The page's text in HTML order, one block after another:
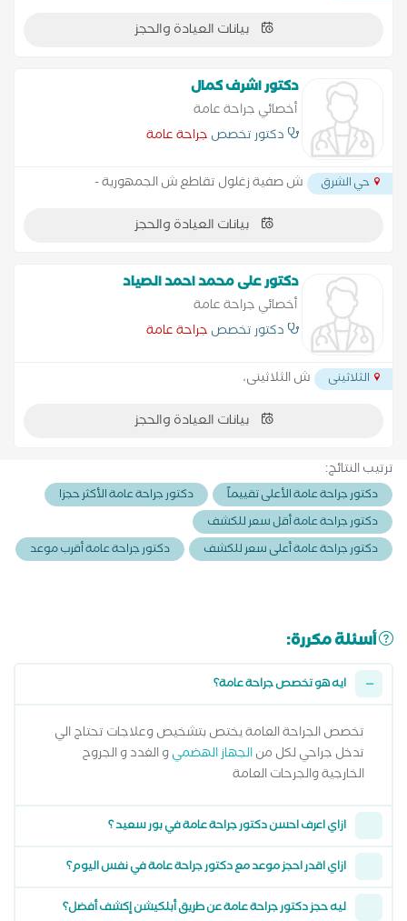
بيانات العيادة والحجز
دكتور اشرف كمال
أخصائي جراحة عامة
دكتور تخصص جراحة عامة
حي الشرق ش صفية زغلول تقاطع ش الجمهورية -
بيانات العيادة والحجز
دكتور على محمد احمد الصياد
أخصائي جراحة عامة
دكتور تخصص جراحة عامة
الثلاثينى ش الثلاثينى،
بيانات العيادة والحجز
ترتيب النتائج:
دكتور جراحة عامة الأعلى تقييماً
دكتور جراحة عامة الأكثر حجزا
دكتور جراحة عامة أقل سعر للكشف
دكتور جراحة عامة أعلى سعر للكشف
دكتور جراحة عامة أقرب موعد
أسئلة مكررة:
ايه هو تخصص جراحة عامة؟
تخصص الجراحة العامة يختص بتشخيص وعلاجات تحتاج الي
تدخل جراحي لكل منالجهاز الهضميو الغدد و الجروح
الخارجية والجرحات العامة
ازاي اعرف احسن دكتور جراحة عامة في بور سعيد ؟
ازاي اقدر احجز موعد مع دكتور جراحة عامة في نفس اليوم؟
ليه حجز دكتور جراحة عامة عن طريق أبلكيشن إكشف أفضل؟